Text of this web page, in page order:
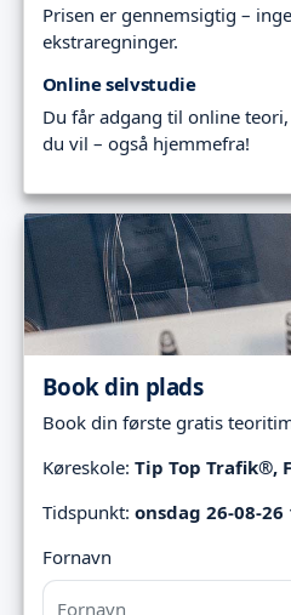
Prisen er gennemsigtig –
ekstraregninger.
Online selvstudie
Du får adgang til online
du vil – også hjemmefra!
Book din plads
Book din første gratis
Køreskole: Tip Top Trafik®,
Tidspunkt: onsdag 26-08-26
Fornavn